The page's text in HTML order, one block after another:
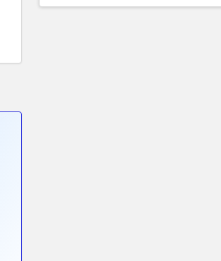
バス 660 ストライプス
V8 ヴァンテージ スポ